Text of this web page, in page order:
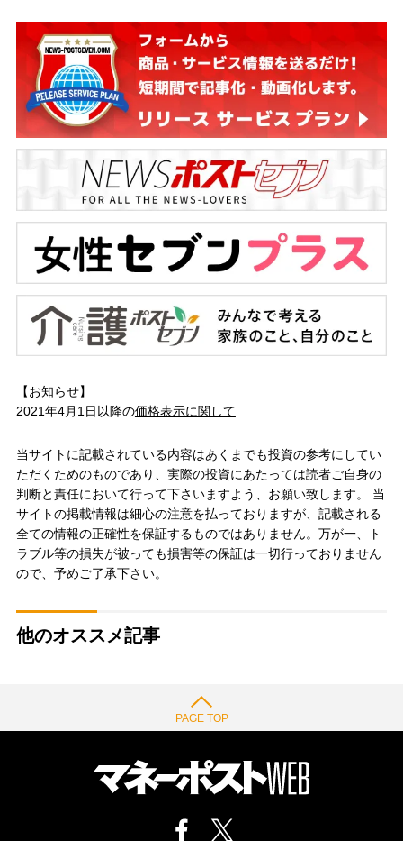
【お知らせ】
2021年4月1日以降の価格表示に関して
当サイトに記載されている内容はあくまでも投資の参考にしてい
ただくためのものであり、実際の投資にあたっては読者ご自身の
判断と責任において行って下さいますよう、お願い致します。 当
サイトの掲載情報は細心の注意を払っておりますが、記載される
全ての情報の正確性を保証するものではありません。万が一、ト
ラブル等の損失が被っても損害等の保証は一切行っておりません
ので、予めご了承下さい。
他のオススメ記事
PAGE TOP